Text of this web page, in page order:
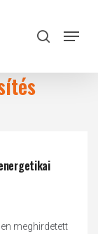
search
Menu
meghirdetett
Close